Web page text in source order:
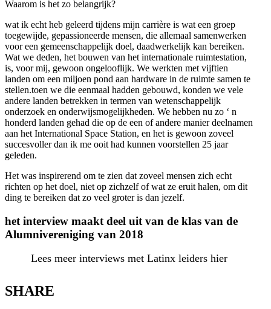
Waarom is het zo belangrijk?
wat ik echt heb geleerd tijdens mijn carrière is wat een groep
toegewijde, gepassioneerde mensen, die allemaal samenwerken
voor een gemeenschappelijk doel, daadwerkelijk kan bereiken.
Wat we deden, het bouwen van het internationale ruimtestation,
is, voor mij, gewoon ongelooflijk. We werkten met vijftien
landen om een miljoen pond aan hardware in de ruimte samen te
stellen.toen we die eenmaal hadden gebouwd, konden we vele
andere landen betrekken in termen van wetenschappelijk
onderzoek en onderwijsmogelijkheden. We hebben nu zo ‘ n
honderd landen gehad die op de een of andere manier deelnamen
aan het International Space Station, en het is gewoon zoveel
succesvoller dan ik me ooit had kunnen voorstellen 25 jaar
geleden.
Het was inspirerend om te zien dat zoveel mensen zich echt
richten op het doel, niet op zichzelf of wat ze eruit halen, om dit
ding te bereiken dat zo veel groter is dan jezelf.
het interview maakt deel uit van de klas van de
Alumnivereniging van 2018
Lees meer interviews met Latinx leiders hier
SHARE